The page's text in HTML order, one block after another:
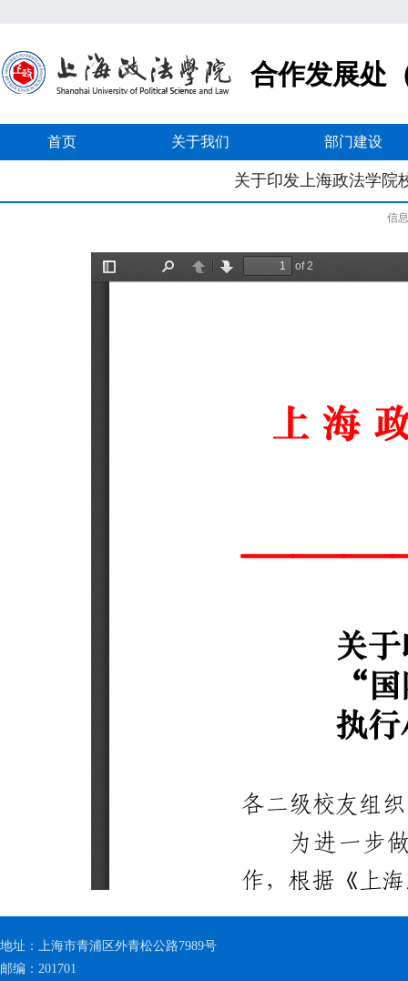
合作发展处
首页 关于我们 部门建设
关于印发上海政法学院
信
地址：上海市青浦区外青松公路7989号
邮编：201701